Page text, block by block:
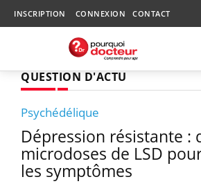
INSCRIPTION CONNEXION CONTACT
QUESTION D'ACTU
Psychédélique
Dépression résistante :
microdoses de LSD
les symptômes